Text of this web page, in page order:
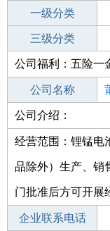
一级分类
二级分类
三级分类
其他行业
公司福利：五险一
公司名称
公司类型
公司介绍：
经营范围：锂锰电
品除外）生产、销
门批准后方可开展
企业联系电话